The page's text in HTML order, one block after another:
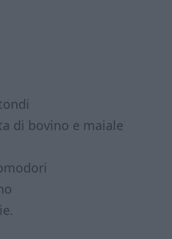
di bovino e maiale